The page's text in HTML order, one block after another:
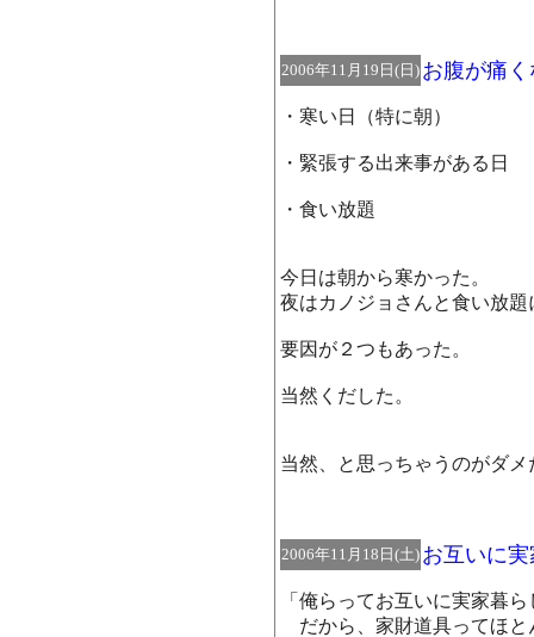
2006年11月19日(日) お腹が痛
・寒い日（特に朝）
・緊張する出来事がある日
・食い放題
今日は朝から寒かった。
夜はカノジョさんと食い放題
要因が２つもあった。
当然くだした。
当然、と思っちゃうのがダ
2006年11月18日(土) お互いに
「俺らってお互いに実家暮
だから、家財道具ってほと